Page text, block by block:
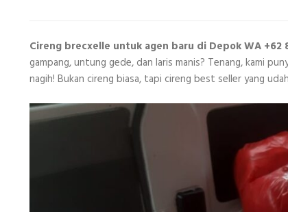
di
Depok
Cireng brecxelle untuk agen baru di Depok WA +62
gampang, untung gede, dan laris manis? Tenang, kami
nagih! Bukan cireng biasa, tapi cireng best seller yang